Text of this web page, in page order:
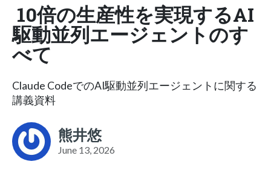
10倍の生産性を実現するAI
駆動並列エージェントのす
べて
Claude CodeでのAI駆動並列エージェントに関する
講義資料
熊井悠
June 13, 2026